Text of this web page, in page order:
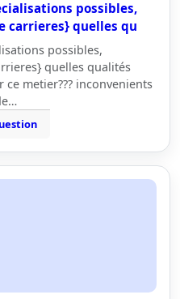
possibles,
carrieres} quelles qu
possibles,
quelles qualités
metier??? inconvenients